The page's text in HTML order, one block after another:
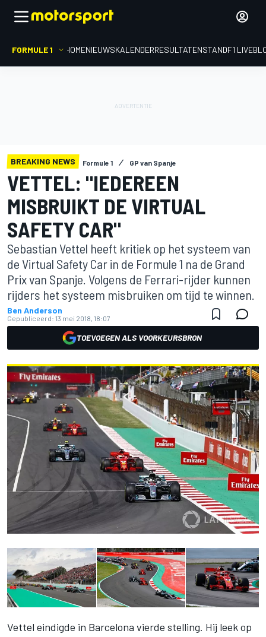
FORMULE 1 HOMENIEUWSKALENDERRESULTATENSTANDF1
BREAKING NEWS Formule 1 GP van Spanje
VETTEL: "IEDEREEN
MISBRUIKT DE VIRTUAL
SAFETY CAR"
Sebastian Vettel heeft kritiek op het systeem van
de Virtual Safety Car in de Formule 1 na de Grand
Prix van Spanje. Volgens de Ferrari-rijder kunnen
rijders het systeem misbruiken om tijd te winnen.
Ben Anderson
Gepubliceerd: 13 mei 2018, 18:07
TOEVOEGEN ALS VOORKEURSBRON
Vettel eindigde in Barcelona vierde stelling. Hij leek op